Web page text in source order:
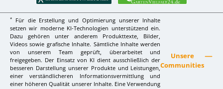
*
Für die Erstellung und Optimierung unserer Inhalte
setzen wir moderne KI-Technologien unterstützend ein.
Dazu gehören unter anderem Produkttexte, Bilder,
Videos sowie grafische Inhalte. Sämtliche Inhalte werden
von unserem Team geprüft, überarbeitet und
freigegeben. Der Einsatz von KI dient ausschließlich der
besseren Darstellung unserer Produkte und Leistungen,
einer verständlicheren Informationsvermittlung und
einer höheren Qualität unserer Inhalte. Eine Verwendung
Unsere
Communities